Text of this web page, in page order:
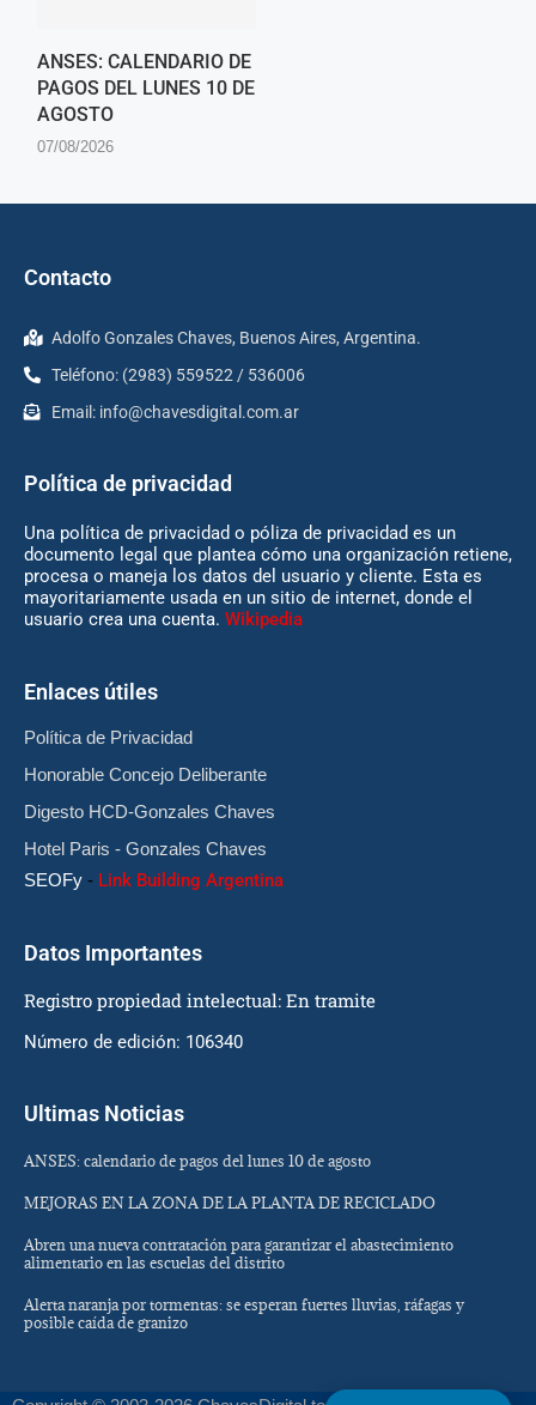
ANSES: CALENDARIO DE
PAGOS DEL LUNES 10 DE
AGOSTO
07/08/2026
Contacto
Adolfo Gonzales Chaves, Buenos Aires, Argentina.
Teléfono: (2983) 559522 / 536006
Email: info@chavesdigital.com.ar
Política de privacidad
Una política de privacidad o póliza de privacidad es un
documento legal que plantea cómo una organización retiene,
procesa o maneja los datos del usuario y cliente. Esta es
mayoritariamente usada en un sitio de internet, donde el
usuario crea una cuenta. Wikipedia
Enlaces útiles
Política de Privacidad
Honorable Concejo Deliberante
Digesto HCD-Gonzales Chaves
Hotel Paris - Gonzales Chaves
SEOFy - Link Building Argentina
Datos Importantes
Registro propiedad intelectual: En tramite
Número de edición: 106340
Ultimas Noticias
ANSES: calendario de pagos del lunes 10 de agosto
MEJORAS EN LA ZONA DE LA PLANTA DE RECICLADO
Abren una nueva contratación para garantizar el abastecimiento
alimentario en las escuelas del distrito
Alerta naranja por tormentas: se esperan fuertes lluvias, ráfagas y
posible caída de granizo